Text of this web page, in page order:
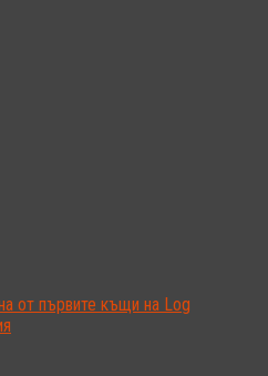
от първите къщи на Log